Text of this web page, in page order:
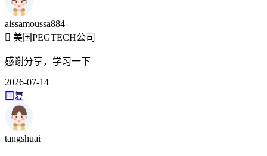
aissamoussa884
美国PEGTECH公司
感谢分享，学习一下
2026-07-14
回复
tangshuai